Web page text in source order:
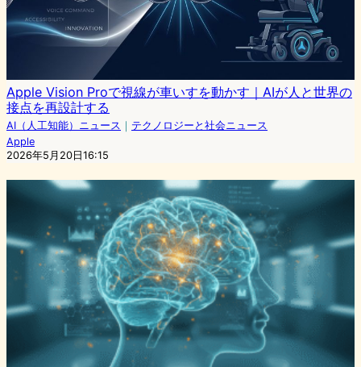
Apple Vision Proで視線が車いすを動かす｜AIが人と世界の
接点を再設計する
AI（人工知能）ニュース ｜ テクノロジーと社会ニュース
Apple
2026年5月20日16:15